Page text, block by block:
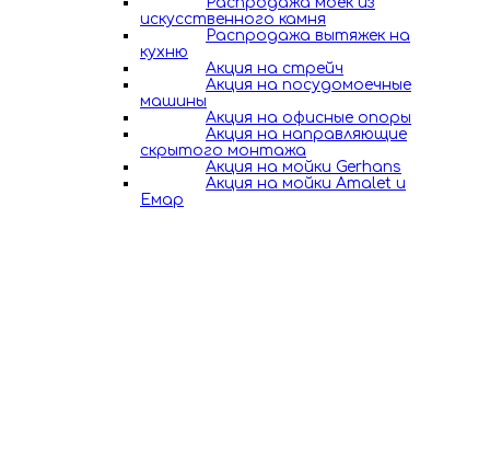
искусственного камня
Распродажа вытяжек на
кухню
Акция на стрейч
Акция на посудомоечные
машины
Акция на офисные опоры
Акция на направляющие
скрытого монтажа
Акция на мойки Gerhans
Акция на мойки Amalet и
Емар